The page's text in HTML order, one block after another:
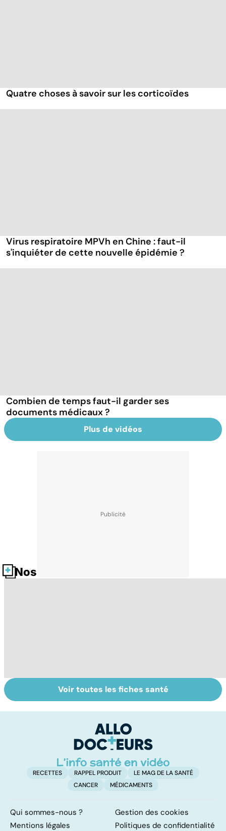
Quatre choses à savoir sur les corticoïdes
Virus respiratoire MPVh en Chine : faut-il
s'inquiéter de cette nouvelle épidémie ?
Combien de temps faut-il garder ses
documents médicaux ?
Plus de vidéos
Nos fiches santé
Tout savoir sur
les infections
Covid-19 : tout
savoir sur la
Voir toutes les fiches santé
RECETTES RAPPEL PRODUIT
LE MAG DE LA SANTÉ
CANCER
MÉDICAMENTS
Qui sommes-nous ?
Gestion des cookies
Mentions légales
Politiques de confidentialité